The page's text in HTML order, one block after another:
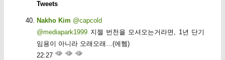
Tweets
Nakho Kim @capcold
@mediapark1999 지젤 번천을 모셔오는거라면, 1년 단기
임용이 아니라 오래오래…(에헴)
22:27